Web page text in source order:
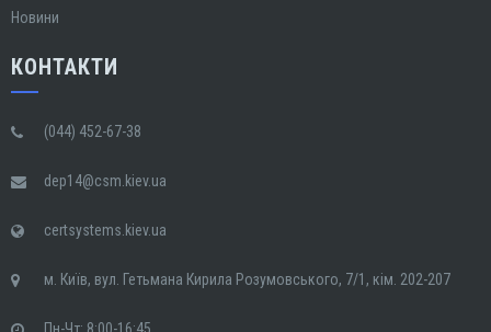
Новини
КОНТАКТИ
(044) 452-67-38
dep14@csm.kiev.ua
certsystems.kiev.ua
м. Київ, вул. Гетьмана Кирила Розумовського, 7/1, кім. 202-207